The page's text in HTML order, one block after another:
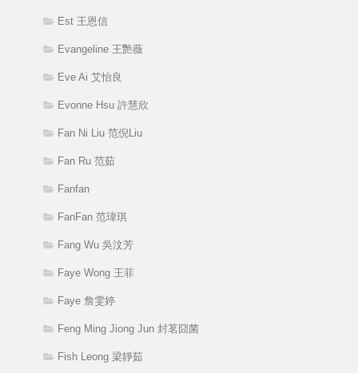
Est 王恩信
Evangeline 王艷薇
Eve Ai 艾怡良
Evonne Hsu 許慧欣
Fan Ni Liu 范倪Liu
Fan Ru 范茹
Fanfan
FanFan 范瑋琪
Fang Wu 吳汶芳
Faye Wong 王菲
Faye 詹雯婷
Feng Ming Jiong Jun 封茗囧菌
Fish Leong 梁靜茹